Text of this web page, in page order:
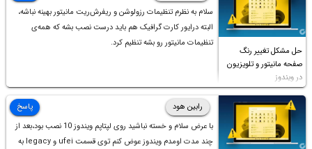
حل مشکل تغییر رنگ
صفحه مانیتور و تلویزیون
در ویندوز
سلام به نظرم تنظیمات رزولوشن و ریفرش‌ریت مانیتور بهینه نباشه،
البته درایور کارت گرافیک هم باید درست نصب بشه که همه‌ی
تنظیمات مانیتور رو بشه تنظیم کرد.
رابین هود
با عرض سلام و خسته نباشید روی لپتاپم ویندوز 10 نصب بود،بعد از
چند مدت اومدم ویندوز عوض کنم توی قسمت ufei و legacy به
پاسخ